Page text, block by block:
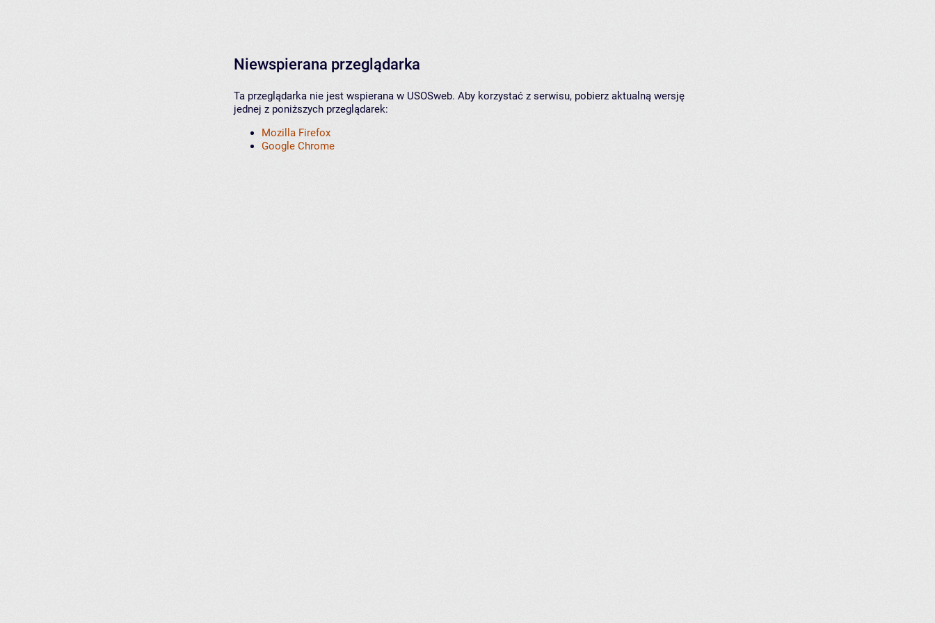
Niewspierana przeglądarka
Ta przeglądarka nie jest wspierana w USOSweb. Aby korzystać z serwisu, pobierz aktualną wersję
jednej z poniższych przeglądarek:
Mozilla Firefox
Google Chrome